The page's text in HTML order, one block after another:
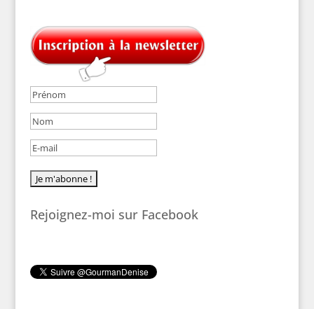
Rejoignez-moi sur Facebook